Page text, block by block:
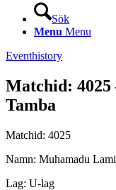
Sök
Menu Menu
Eventhistory
Matchid:
Tamba
Matchid: 4025
Namn: Muhamadu
Lag: U-lag